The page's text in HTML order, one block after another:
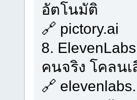
อัตโนมัติ
🔗 pictory.ai
8.
คนจริง โคลนเ
🔗